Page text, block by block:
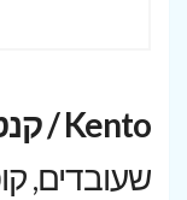
Kento / קנטו קופונים
שעובדים,